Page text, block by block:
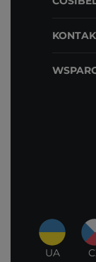
UA